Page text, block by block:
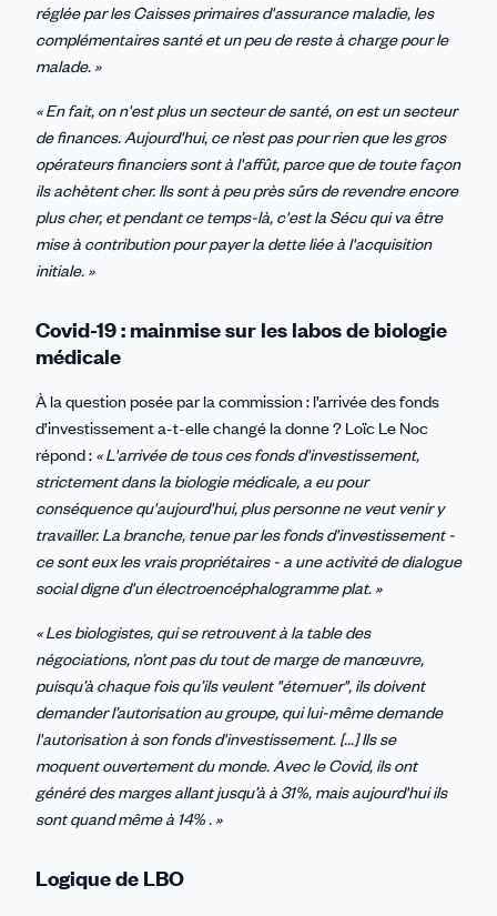
réglée par les Caisses primaires d'assurance maladie, les
complémentaires santé et un peu de reste à charge pour le
malade. »
« En fait, on n'est plus un secteur de santé, on est un secteur
de finances. Aujourd'hui, ce n’est pas pour rien que les gros
opérateurs financiers sont à l'affût, parce que de toute façon
ils achètent cher. Ils sont à peu près sûrs de revendre encore
plus cher, et pendant ce temps-là, c'est la Sécu qui va être
mise à contribution pour payer la dette liée à l'acquisition
initiale. »
Covid-19 : mainmise sur les labos de biologie
médicale
À la question posée par la commission : l’arrivée des fonds
d’investissement a-t-elle changé la donne ? Loïc Le Noc
répond : « L'arrivée de tous ces fonds d'investissement,
strictement dans la biologie médicale, a eu pour
conséquence qu'aujourd'hui, plus personne ne veut venir y
travailler. La branche, tenue par les fonds d'investissement -
ce sont eux les vrais propriétaires - a une activité de dialogue
social digne d'un électroencéphalogramme plat. »
« Les biologistes, qui se retrouvent à la table des
négociations, n’ont pas du tout de marge de manœuvre,
puisqu’à chaque fois qu’ils veulent "éternuer", ils doivent
demander l’autorisation au groupe, qui lui-même demande
l'autorisation à son fonds d'investissement. [...] Ils se
moquent ouvertement du monde. Avec le Covid, ils ont
généré des marges allant jusqu’à à 31%, mais aujourd'hui ils
sont quand même à 14% . »
Logique de LBO